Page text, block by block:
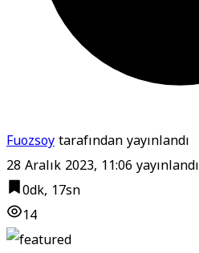
Fuozsoytarafından yayınlandı
28 Aralık 2023, 11:06yayınlandı
0dk, 17sn
14